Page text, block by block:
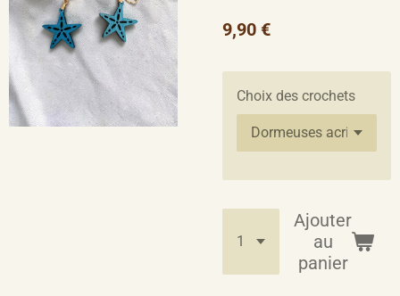
9,90 €
Choix des crochets
Ajouter
au
panier